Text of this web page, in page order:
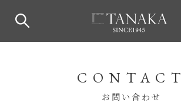
CONTACT
お問い合わせ